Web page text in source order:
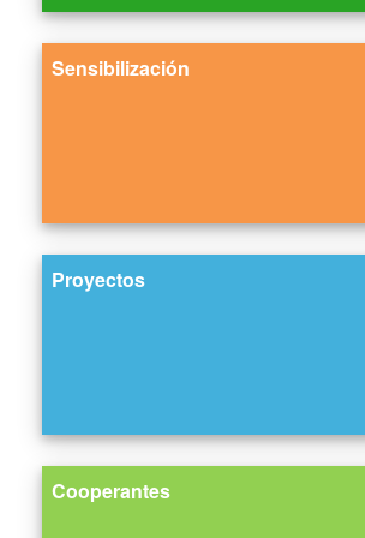
Sensibilización
Proyectos
Cooperantes